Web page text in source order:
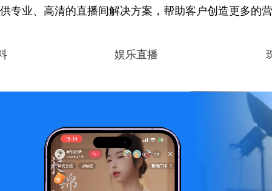
专业、高清的直播间解决方案，帮助客户创造更多的
娱乐直播